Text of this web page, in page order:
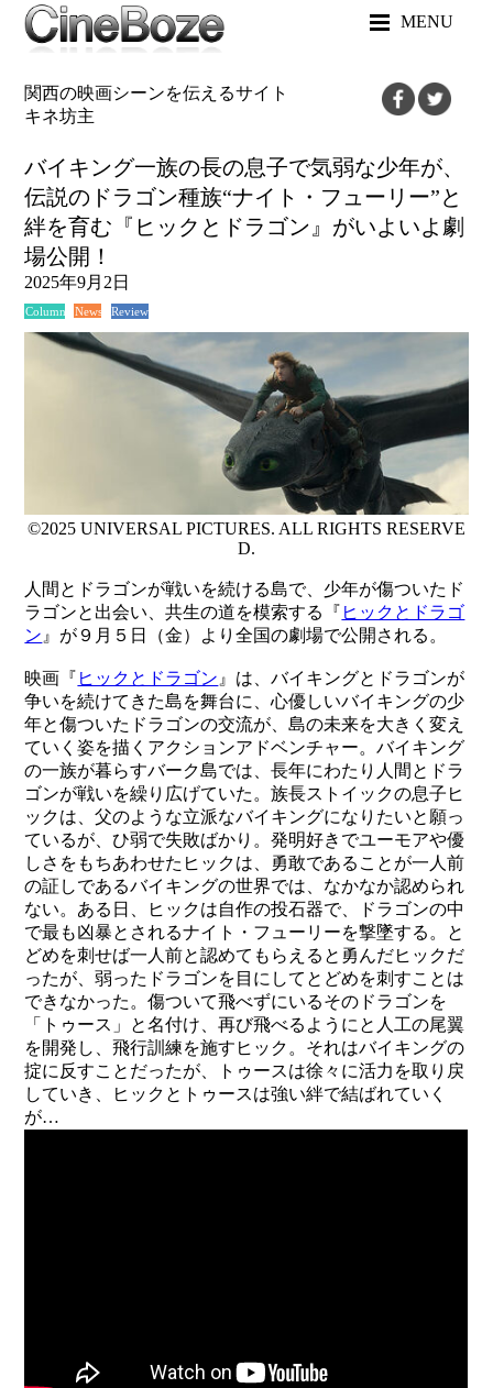
MENU
関西の映画シーンを伝えるサイト
キネ坊主
バイキング一族の長の息子で気弱な少年が、
伝説のドラゴン種族“ナイト・フューリー”と
絆を育む『ヒックとドラゴン』がいよいよ劇
場公開！
2025年9月2日
Column News Review
©2025 UNIVERSAL PICTURES. ALL RIGHTS RESERVE
D.
人間とドラゴンが戦いを続ける島で、少年が傷ついたド
ラゴンと出会い、共生の道を模索する『 ヒックとドラゴ
ン 』が９月５日（金）より全国の劇場で公開される。
映画『 ヒックとドラゴン 』は、バイキングとドラゴンが
争いを続けてきた島を舞台に、心優しいバイキングの少
年と傷ついたドラゴンの交流が、島の未来を大きく変え
ていく姿を描くアクションアドベンチャー。バイキング
の一族が暮らすバーク島では、長年にわたり人間とドラ
ゴンが戦いを繰り広げていた。族長ストイックの息子ヒ
ックは、父のような立派なバイキングになりたいと願っ
ているが、ひ弱で失敗ばかり。発明好きでユーモアや優
しさをもちあわせたヒックは、勇敢であることが一人前
の証しであるバイキングの世界では、なかなか認められ
ない。ある日、ヒックは自作の投石器で、ドラゴンの中
で最も凶暴とされるナイト・フューリーを撃墜する。と
どめを刺せば一人前と認めてもらえると勇んだヒックだ
ったが、弱ったドラゴンを目にしてとどめを刺すことは
できなかった。傷ついて飛べずにいるそのドラゴンを
「トゥース」と名付け、再び飛べるようにと人工の尾翼
を開発し、飛行訓練を施すヒック。それはバイキングの
掟に反すことだったが、トゥースは徐々に活力を取り戻
していき、ヒックとトゥースは強い絆で結ばれていく
が…